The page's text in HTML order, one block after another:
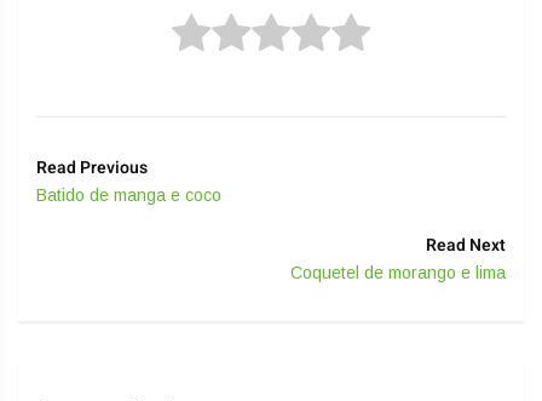
Read Previous
Batido de manga e coco
Read Next
Coquetel de morango e lima